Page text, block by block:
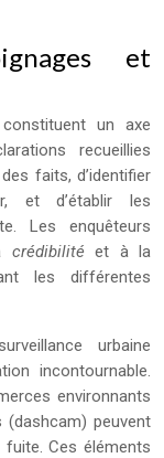
et
un axe
recueillies
faits, d’identifier
et d’établir les
Les enquêteurs
crédibilitéet à la
les différentes
urbaine
incontournable.
environnants
peuvent
Ces éléments